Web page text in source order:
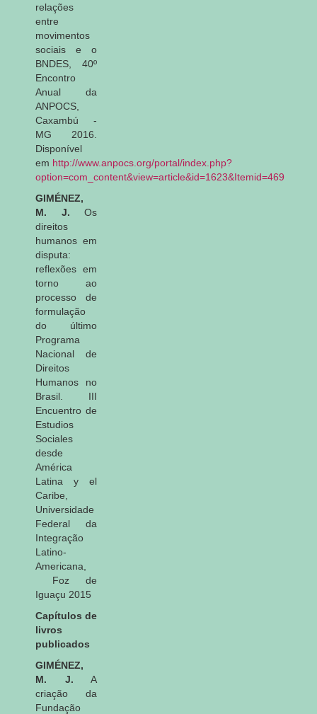
relações
entre
movimentos
sociais e o
BNDES, 40º
Encontro
Anual da
ANPOCS,
Caxambú -
MG 2016.
Disponível
em http://www.anpocs.org/portal/index.php?
option=com_content&view=article&id=1623&Itemid=469
GIMÉNEZ,
M. J. Os
direitos
humanos em
disputa:
reflexões em
torno ao
processo de
formulação
do último
Programa
Nacional de
Direitos
Humanos no
Brasil . III
Encuentro de
Estudios
Sociales
desde
América
Latina y el
Caribe,
Universidade
Federal da
Integração
Latino-
Americana,
Foz de
Iguaçu 2015
Capítulos de
livros
publicados
GIMÉNEZ,
M. J. A
criação da
Fundação